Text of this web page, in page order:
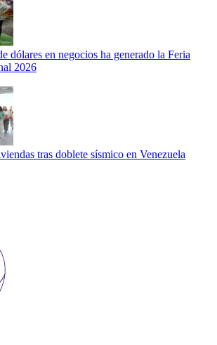
dólares en negocios ha generado la Feria
2026
tras doblete sísmico en Venezuela